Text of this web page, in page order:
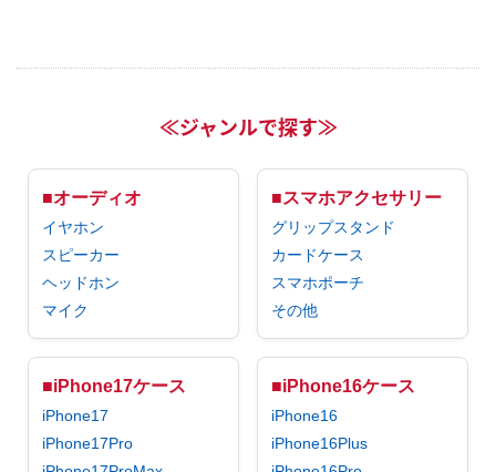
≪ジャンルで探す≫
■オーディオ
イヤホン
スピーカー
ヘッドホン
マイク
■スマホアクセサリー
グリップスタンド
カードケース
スマホポーチ
その他
■iPhone17ケース
iPhone17
iPhone17Pro
■iPhone16ケース
iPhone16
iPhone16Plus